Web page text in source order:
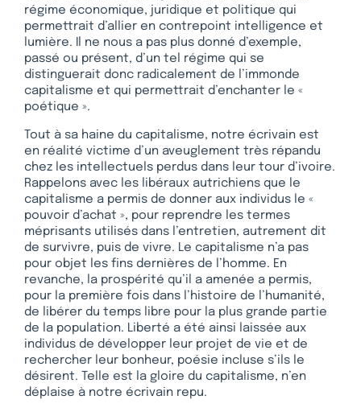
régime économique, juridique et politique qui
permettrait d’allier en contrepoint intelligence et
lumière. Il ne nous a pas plus donné d’exemple,
passé ou présent, d’un tel régime qui se
distinguerait donc radicalement de l’immonde
capitalisme et qui permettrait d’enchanter le «
poétique ».
Tout à sa haine du capitalisme, notre écrivain est
en réalité victime d’un aveuglement très répandu
chez les intellectuels perdus dans leur tour d’ivoire.
Rappelons avec les libéraux autrichiens que le
capitalisme a permis de donner aux individus le «
pouvoir d’achat », pour reprendre les termes
méprisants utilisés dans l’entretien, autrement dit
de survivre, puis de vivre. Le capitalisme n’a pas
pour objet les fins dernières de l’homme. En
revanche, la prospérité qu’il a amenée a permis,
pour la première fois dans l’histoire de l’humanité,
de libérer du temps libre pour la plus grande partie
de la population. Liberté a été ainsi laissée aux
individus de développer leur projet de vie et de
rechercher leur bonheur, poésie incluse s’ils le
désirent. Telle est la gloire du capitalisme, n’en
déplaise à notre écrivain repu.